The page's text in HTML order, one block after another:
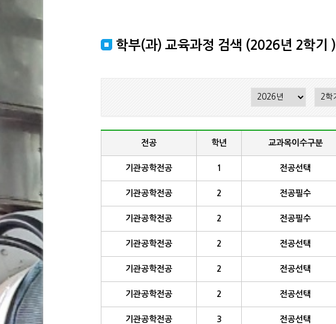
학부(과) 교육과정 검색 (2026년 2학기 )
전공 학년 교과목이수구분
기관공학전공 1 전공선택
기관공학전공 2 전공필수
기관공학전공 2 전공필수
기관공학전공 2 전공선택
기관공학전공 2 전공선택
기관공학전공 2 전공선택
기관공학전공 3 전공선택